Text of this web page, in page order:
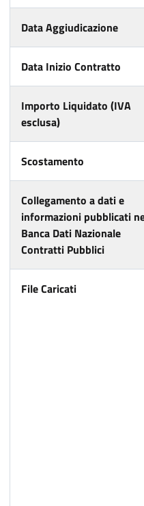
Data Aggiudicazione
Data Inizio Contratto
Importo Liquidato (IVA
esclusa)
Scostamento
Collegamento a dati e
informazioni pubblicati
Banca Dati Nazionale
Contratti Pubblici
File Caricati